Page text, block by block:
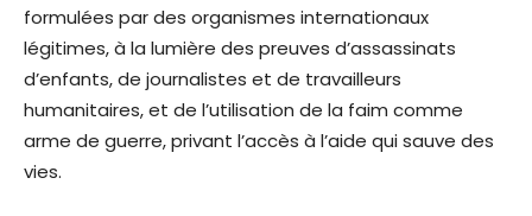
formulées par des organismes internationaux
légitimes, à la lumière des preuves d’assassinats
d’enfants, de journalistes et de travailleurs
humanitaires, et de l’utilisation de la faim comme
arme de guerre, privant l’accès à l’aide qui sauve des
vies.